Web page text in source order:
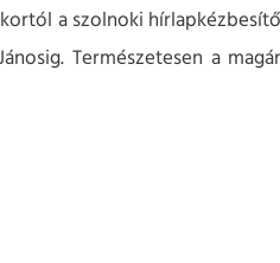
a szolnoki
Természetesen a